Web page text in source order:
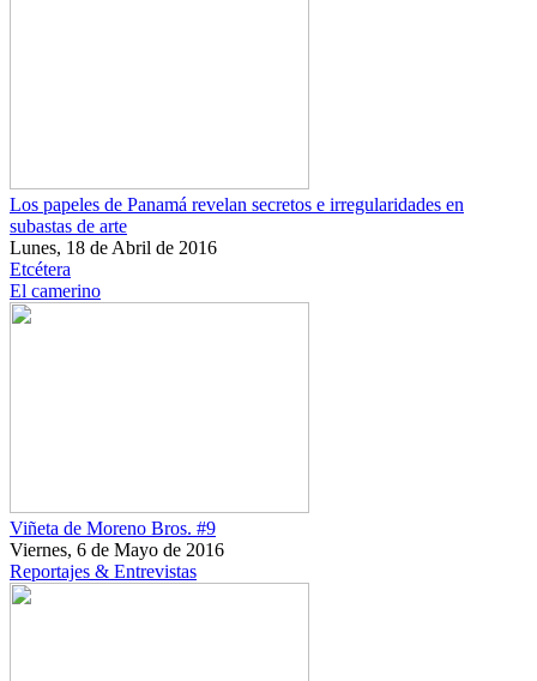
Los papeles de Panamá revelan secretos e irregularidades en
subastas de arte
Lunes, 18 de Abril de 2016
Etcétera
El camerino
Viñeta de Moreno Bros. #9
Viernes, 6 de Mayo de 2016
Reportajes & Entrevistas